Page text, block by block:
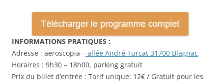
INFORMATIONS PRATIQUES :
Adresse : aeroscopia – allée André Turcat 31700 Blagnac
Horaires : 9h30 – 18h00, parking gratuit
Prix du billet d’entrée : Tarif unique: 12€ / Gratuit pour les